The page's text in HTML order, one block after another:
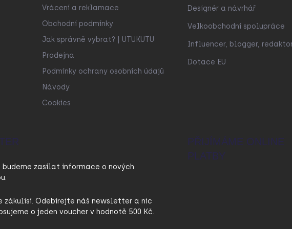
Vrácení a reklamace
Obchodní podmínky
Jak správně vybrat? | UTUKUTU
Prodejna
Podmínky ochrany osobních údajů
Návody
Cookies
Designér a návrhář
Velkoobchodní spolupráce
Influencer, blogger,
Dotace EU
zasílat informace o nových
zákulisí. Odebírejte náš newsletter a nic
o jeden voucher v hodnotě 500 Kč.
PŘIJÍMÁME ONLINE
PLATBY